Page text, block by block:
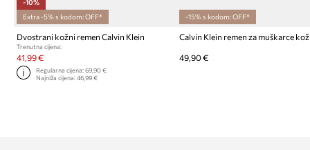
-10%
Extra -5% s kodom: OFF*
Dvostrani kožni remen Calvin Klein
Trenutna cijena:
41,99 €
Regularna cijena:69,90 €
Najniža cijena:46,99 €
-15% s kodom: OFF*
Calvin Klein remen za muškarce
49,90 €